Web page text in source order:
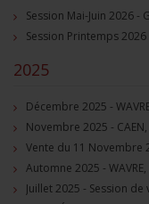
2025
Vente du 11 Novembre